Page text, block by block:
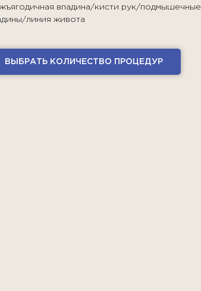
впадина/кисти рук/подмышечные
линия живота
ВЫБРАТЬ КОЛИЧЕСТВО ПРОЦЕДУР